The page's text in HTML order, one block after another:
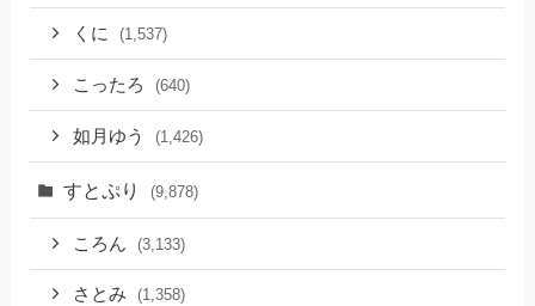
くに (1,537)
こったろ (640)
如月ゆう (1,426)
すとぷり (9,878)
ころん (3,133)
さとみ (1,358)